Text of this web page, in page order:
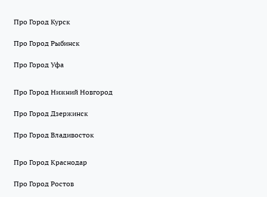
Про Город Курск
Про Город Рыбинск
Про Город Уфа
Про Город Нижний Новгород
Про Город Дзержинск
Про Город Владивосток
Про Город Краснодар
Про Город Ростов